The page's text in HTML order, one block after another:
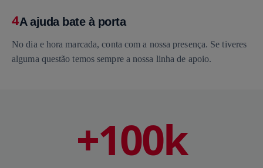
4A ajuda bate à porta
No dia e hora marcada, conta com a nossa presença. Se tiveres
alguma questão temos sempre a nossa linha de apoio.
+100k